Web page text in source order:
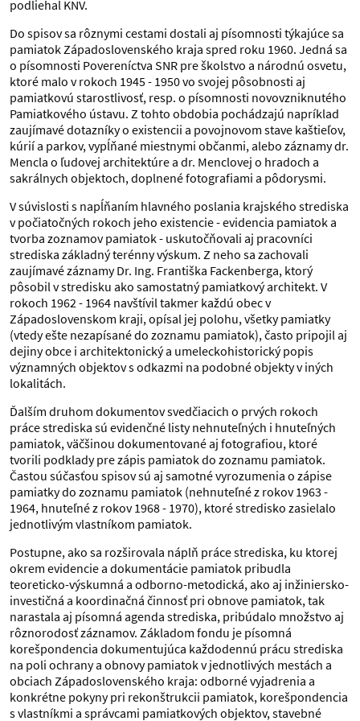
podliehal KNV.
Do spisov sa rôznymi cestami dostali aj písomnosti týkajúce sa
pamiatok Západoslovenského kraja spred roku 1960. Jedná sa
o písomnosti Povereníctva SNR pre školstvo a národnú osvetu,
ktoré malo v rokoch 1945 - 1950 vo svojej pôsobnosti aj
pamiatkovú starostlivosť, resp. o písomnosti novovzniknutého
Pamiatkového ústavu. Z tohto obdobia pochádzajú napríklad
zaujímavé dotazníky o existencii a povojnovom stave kaštieľov,
kúrií a parkov, vypĺňané miestnymi občanmi, alebo záznamy dr.
Mencla o ľudovej architektúre a dr. Menclovej o hradoch a
sakrálnych objektoch, doplnené fotografiami a pôdorysmi.
V súvislosti s napĺňaním hlavného poslania krajského strediska
v počiatočných rokoch jeho existencie - evidencia pamiatok a
tvorba zoznamov pamiatok - uskutočňovali aj pracovníci
strediska základný terénny výskum. Z neho sa zachovali
zaujímavé záznamy Dr. Ing. Františka Fackenberga, ktorý
pôsobil v stredisku ako samostatný pamiatkový architekt. V
rokoch 1962 - 1964 navštívil takmer každú obec v
Západoslovenskom kraji, opísal jej polohu, všetky pamiatky
(vtedy ešte nezapísané do zoznamu pamiatok), často pripojil aj
dejiny obce i architektonický a umeleckohistorický popis
významných objektov s odkazmi na podobné objekty v iných
lokalitách.
Ďalším druhom dokumentov svedčiacich o prvých rokoch
práce strediska sú evidenčné listy nehnuteľných i hnuteľných
pamiatok, väčšinou dokumentované aj fotografiou, ktoré
tvorili podklady pre zápis pamiatok do zoznamu pamiatok.
Častou súčasťou spisov sú aj samotné vyrozumenia o zápise
pamiatky do zoznamu pamiatok (nehnuteľné z rokov 1963 -
1964, hnuteľné z rokov 1968 - 1970), ktoré stredisko zasielalo
jednotlivým vlastníkom pamiatok.
Postupne, ako sa rozširovala náplň práce strediska, ku ktorej
okrem evidencie a dokumentácie pamiatok pribudla
teoreticko-výskumná a odborno-metodická, ako aj inžiniersko-
investičná a koordinačná činnosť pri obnove pamiatok, tak
narastala aj písomná agenda strediska, pribúdalo množstvo aj
rôznorodosť záznamov. Základom fondu je písomná
korešpondencia dokumentujúca každodennú prácu strediska
na poli ochrany a obnovy pamiatok v jednotlivých mestách a
obciach Západoslovenského kraja: odborné vyjadrenia a
konkrétne pokyny pri rekonštrukcii pamiatok, korešpondencia
s vlastníkmi a správcami pamiatkových objektov, stavebné